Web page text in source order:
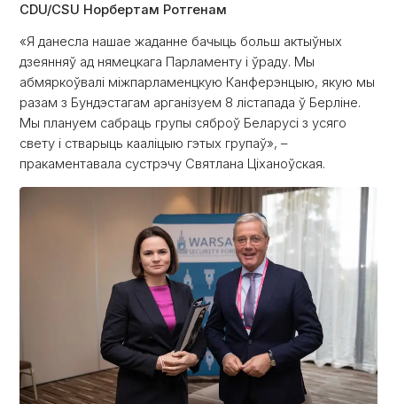
CDU/CSU Норбертам Ротгенам
«Я данесла нашае жаданне бачыць больш актыўных
дзеянняў ад нямецкага Парламенту і ўраду. Мы
абмяркоўвалі міжпарламенцкую Канферэнцыю, якую мы
разам з Бундэстагам арганізуем 8 лістапада ў Берліне.
Мы плануем сабраць групы сяброў Беларусі з усяго
свету і стварыць кааліцыю гэтых групаў», –
пракаментавала сустрэчу Святлана Ціханоўская.